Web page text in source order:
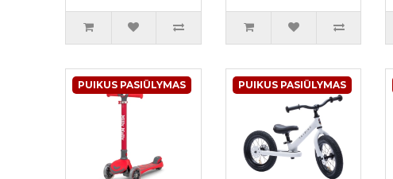
PUIKUS PASIŪLYMAS PUIKUS PASIŪLYMAS